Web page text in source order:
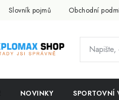
Slovník pojmů Obchodní
NOVINKY SPORTOVNÍ